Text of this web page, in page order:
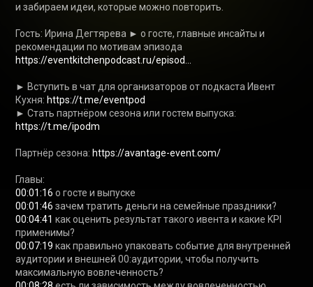
и забираем идеи, которые можно повторить.
Гость: Ирина Дегтярева ► о госте, главные инсайты и
рекомендации по мотивам эпизода
https://eventkitchenpodcast.ru/episod...
► Вступить в чат для организаторов от подкаста Ивент
Кухня: https://t.me/eventpod
► Стать партнёром сезона или гостем выпуска:
https://t.me/ipodm
Партнёр сезона: https://avantage-event.com/
00:01:16
00:01:46
00:04:41 как оценить результат такого ивента и какие KPI
00:07:19 как правильно упаковать событие для внутренней
аудитории и внешней 00:аудитории, чтобы получить